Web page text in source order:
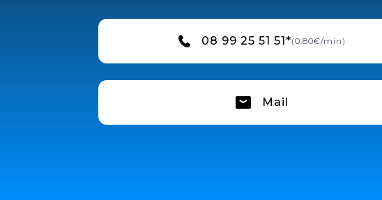
08 99 25 51 51*(0.80€/min)
Mail